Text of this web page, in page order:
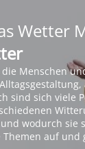
Wetter
Menschen
sind sich viele
wodurch sie
auf